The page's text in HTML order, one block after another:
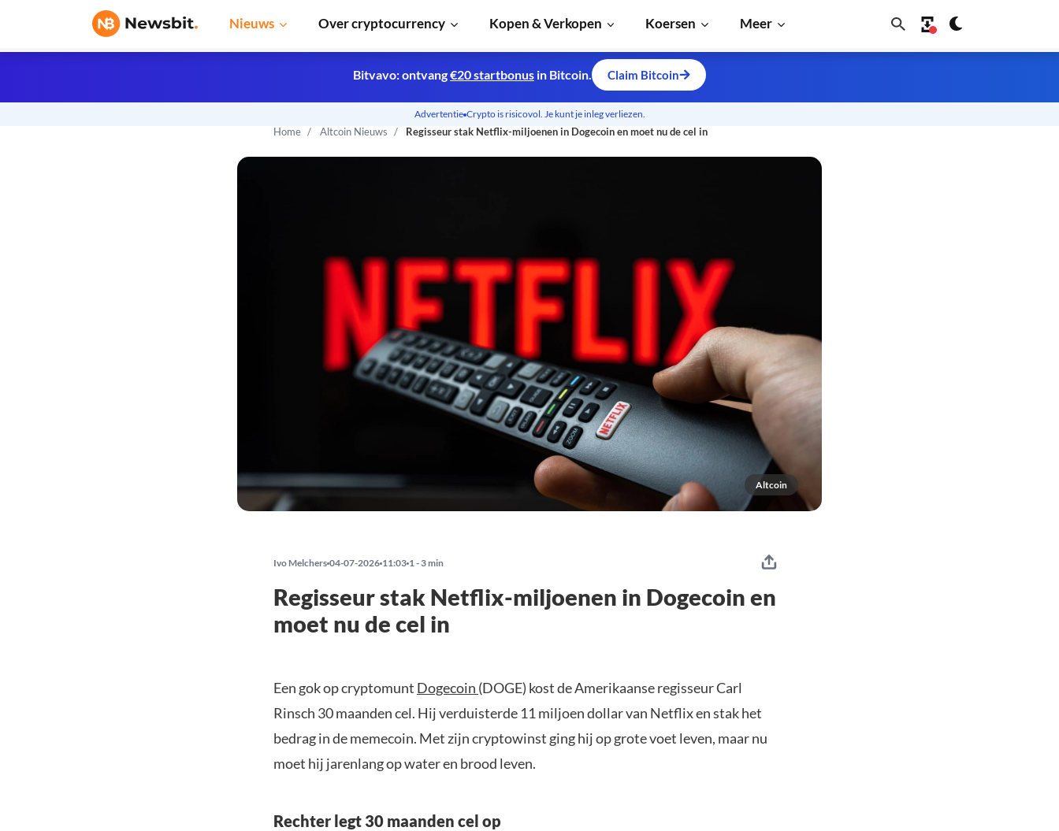
Nieuws Over cryptocurrency Kopen & Verkopen Koersen Meer
Home Altcoin Nieuws Regisseur stak Netflix-miljoenen in Dogecoin en moet nu de cel in
Altcoin
Bitvavo: ontvang€20 startbonus in Bitcoin. Claim Bitcoin
Advertentie Crypto is risicovol. Je kunt je inleg verliezen.
Ivo Melchers 04-07-2026 11:03 1 - 3 min
Regisseur stak Netflix-miljoenen in Dogecoin en
moet nu de cel in
Een gok op cryptomunt Dogecoin (DOGE) kost de Amerikaanse regisseur Carl
Rinsch 30 maanden cel. Hij verduisterde 11 miljoen dollar van Netflix en stak het
bedrag in de memecoin. Met zijn cryptowinst ging hij op grote voet leven, maar nu
moet hij jarenlang op water en brood leven.
Rechter legt 30 maanden cel op